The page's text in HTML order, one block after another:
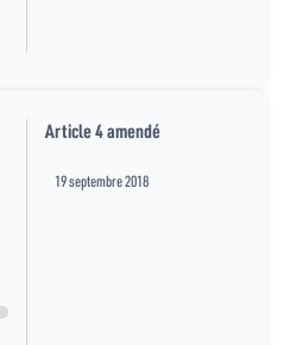
Article 4 amendé
19 septembre 2018